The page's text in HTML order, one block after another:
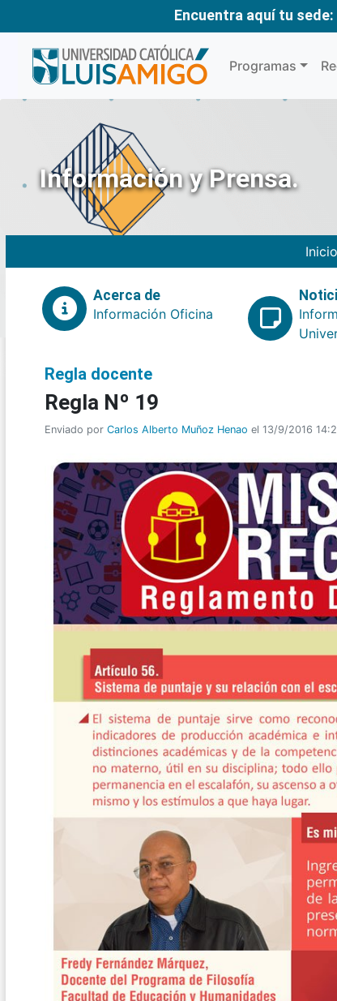
Encuentra aquí tu sede:
Programas
Información y Prensa.
Inicio
Acerca de
Información Oficina
Regla docente
Regla Nº 19
Enviado por Carlos Alberto Muñoz Henao el 13/9/2016